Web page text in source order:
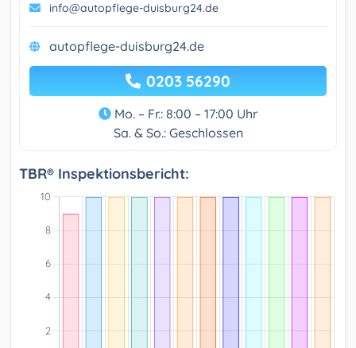
info@autopflege-duisburg24.de
autopflege-duisburg24.de
0203 56290
Mo. – Fr.: 8:00 – 17:00 Uhr
Sa. & So.: Geschlossen
TBR® Inspektionsbericht: